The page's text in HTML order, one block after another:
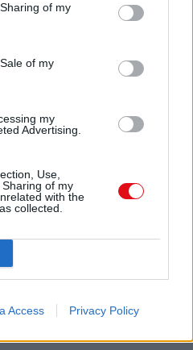
of my
of my
my
Advertising.
Use,
of my
with the
collected.
Access Privacy Policy
2020 2019 20172016
públicos
Buscar